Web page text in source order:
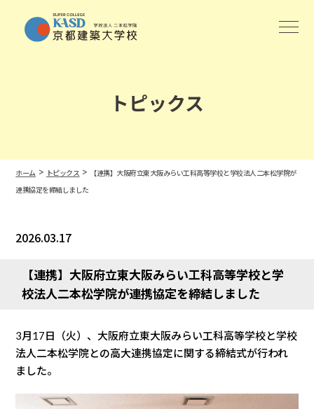
トピックス
ホーム > トピックス >
【連携】大阪府立東大阪みらい工科高等学校と学校法人二本松学院が
連携協定を締結しました
2026.03.17
【連携】大阪府立東大阪みらい工科高等学校と学
校法人二本松学院が連携協定を締結しました
3月17日（火）、大阪府立東大阪みらい工科高等学校と学校
法人二本松学院との高大連携協定に関する締結式が行われ
ました。